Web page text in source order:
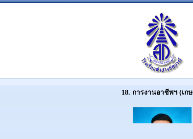
18. การงานอาชีพฯ (เก